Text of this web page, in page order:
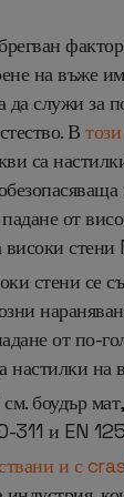
на въже
да служи
В
са
от
високи
стени се
от по-
настилки
боудър
311 и EN
и с